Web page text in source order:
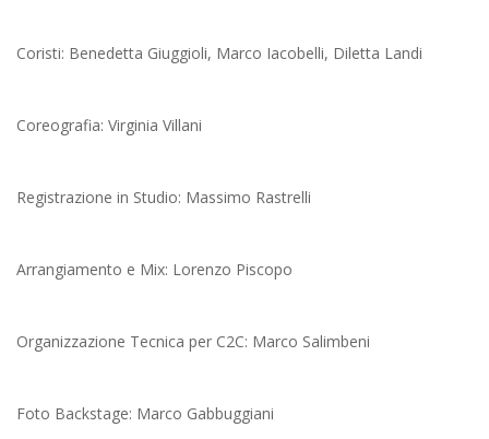
Coristi: Benedetta Giuggioli, Marco Iacobelli, Diletta Landi
Coreografia: Virginia Villani
Registrazione in Studio: Massimo Rastrelli
Arrangiamento e Mix: Lorenzo Piscopo
Organizzazione Tecnica per C2C: Marco Salimbeni
Foto Backstage: Marco Gabbuggiani